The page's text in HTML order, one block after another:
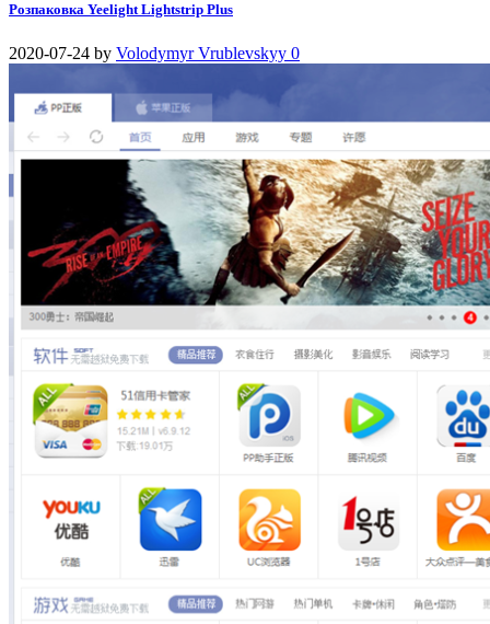
Розпаковка Yeelight Lightstrip Plus
2020-07-24 by Volodymyr Vrublevskyy 0